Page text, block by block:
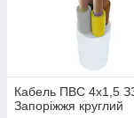
Кабель ПВС 4х1,5
Запоріжжя круглий